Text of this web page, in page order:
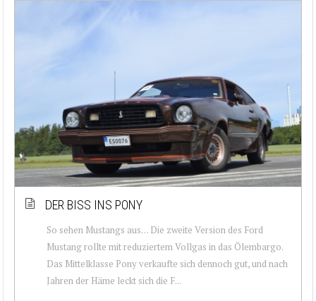
DER BISS INS PONY
So sehen Mustangs aus… Die zweite Version des Ford
Mustang rollte mit reduziertem Vollgas in das Ölembargo.
Das Mittelklasse Pony verkaufte sich dennoch gut, und nach
Jahren der Häme leckt sich die F...